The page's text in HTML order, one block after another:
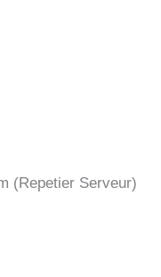
(Repetier Serveur)